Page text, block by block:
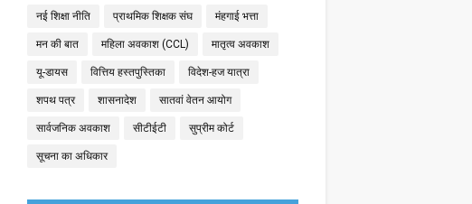
नई शिक्षा नीति प्राथमिक शिक्षक संघ मंहगाई भत्ता
मन की बात महिला अवकाश (CCL) मातृत्व अवकाश
यू-डायस वित्तिय हस्तपुस्तिका विदेश-हज यात्रा
शपथ पत्र शासनादेश सातवां वेतन आयोग
सार्वजनिक अवकाश सीटीईटी सुप्रीम कोर्ट
सूचना का अधिकार